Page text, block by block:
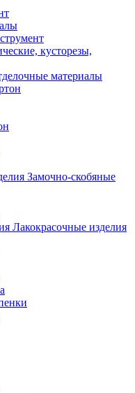
кусторезы,
материалы
Замочно-скобяные
Лакокрасочные изделия